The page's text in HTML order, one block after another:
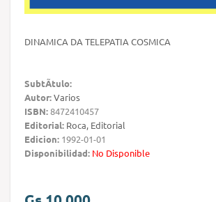
DINAMICA DA TELEPATIA COSMICA
SubtÃ­tulo:
Autor:Varios
ISBN:8472410457
Editorial: Roca, Editorial
Edicion: 1992-01-01
Disponibilidad: No Disponible